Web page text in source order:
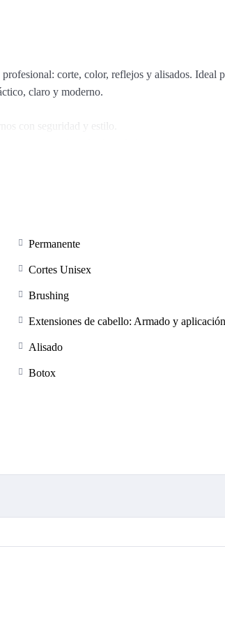
corte, color, reflejos y alisados. Ideal
claro y moderno.
con seguridad y estilo.
Permanente
Cortes Unisex
Brushing
Extensiones de cabello: Armado y aplicación
Alisado
Botox